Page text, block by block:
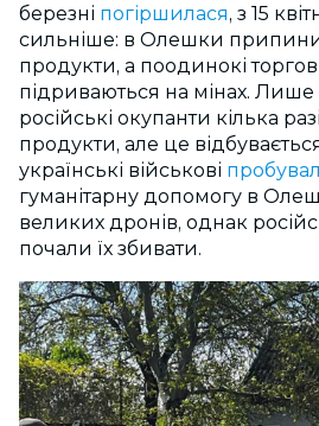
березні погіршилася, з 15
сильніше: в Олешки
продукти, а поодинокі
підриваються на мінах. Лише
російські окупанти кілька
продукти, але це
українські військові
гуманітарну допомогу в
великих дронів, однак
почали їх збивати.